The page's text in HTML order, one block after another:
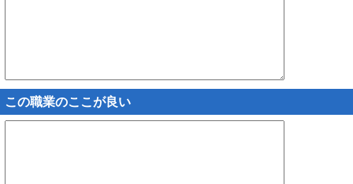
この職業のここが良い